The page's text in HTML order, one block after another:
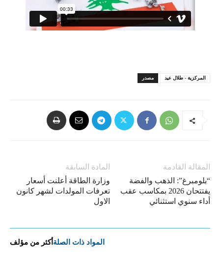
مصدر المركزية - طلال عيد
المادة السابقة
وزارة الطاقة أعلنت أسعار
تعرفات المولدات لشهر كانون
الاول
المقالة القادمة
“بلومبرغ”: الذهب والفضة
يفتتحان 2026 بمكاسب عقب
أداء سنوي استثنائي
المواد ذات الصلة أكثر من مؤلف